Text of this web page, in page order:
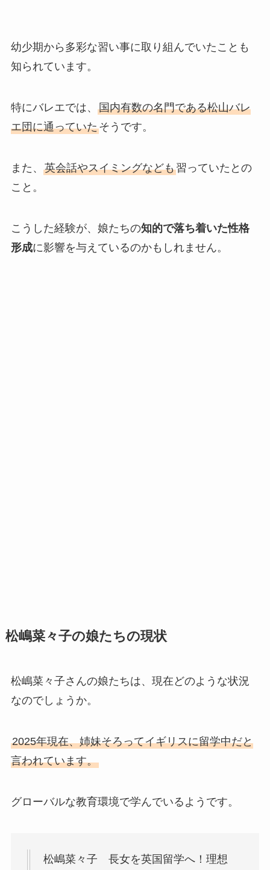
幼少期から多彩な習い事に取り組んでいたことも
知られています。
特にバレエでは、 国内有数の名門である松山バレ
エ団に通っていたそうです。
また、 英会話やスイミングなども習っていたとの
こと。
こうした経験が、娘たちの知的で落ち着いた性格
形成に影響を与えているのかもしれません。
松嶋菜々子の娘たちの現状
松嶋菜々子さんの娘たちは、現在どのような状況
なのでしょうか。
2025年現在、姉妹そろってイギリスに留学中だと
言われています。
グローバルな教育環境で学んでいるようです。
松嶋菜々子 長女を英国留学へ！理想